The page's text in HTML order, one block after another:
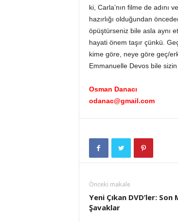
ki, Carla’nın filme de adını
hazırlığı olduğundan
öpüştürseniz bile asla aynı
hayati önem taşır çünkü.
kime göre, neye göre geç/
Emmanuelle Devos bile
Osman Danacı
odanac@gmail.com
Önceki makale
Yeni Çıkan DVD’ler: Son
Şavaklar